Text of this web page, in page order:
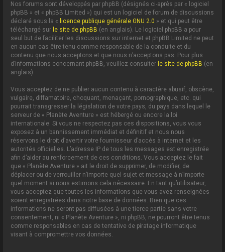
Nos forums sont développés par phpBB (désignés ci-après par « logiciel
phpBB » et « phpBB Limited ») qui est un logiciel de forum de discussions
déclaré sous la « licence publique générale GNU 2.0 » et qui peut être
téléchargé sur le site de phpBB (en anglais). Le logiciel phpBB a pour
seul but de faciliter les discussions sur internet et phpBB Limited ne peut
en aucun cas être tenu comme responsable de la conduite et du
contenu que nous acceptons et que nous n’acceptons pas. Pour plus
d’informations concernant phpBB, veuillez consulter le site de phpBB (en
anglais).
Vous acceptez de ne publier aucun contenu à caractère abusif, obscène,
vulgaire, diffamatoire, choquant, menaçant, pornographique, etc. qui
pourrait transgresser la législation de votre pays, du pays dans lequel le
serveur de « Planète Aventure » est hébergé ou encore la loi
internationale. Si vous ne respectez pas ces dispositions, vous vous
exposez à un bannissement immédiat et définitif et nous nous
réservons le droit d’avertir votre fournisseur d’accès à internet et les
autorités officielles. L’adresse IP de tous les messages est enregistrée
afin d’aider au renforcement de ces conditions. Vous acceptez le fait
que « Planète Aventure » ait le droit de supprimer, de modifier, de
déplacer ou de verrouiller n’importe quel sujet et message à n’importe
quel moment si nous estimons cela nécessaire. En tant qu’utilisateur,
vous acceptez que toutes les informations que vous avez renseignées
soient enregistrées dans notre base de données. Bien que ces
informations ne seront pas diffusées à une tierce partie sans votre
consentement, ni « Planète Aventure », ni phpBB, ne pourront être tenus
comme responsables en cas de tentative de piratage informatique
visant à compromettre vos données.